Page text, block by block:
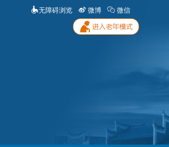
无障碍浏览 微博 微信